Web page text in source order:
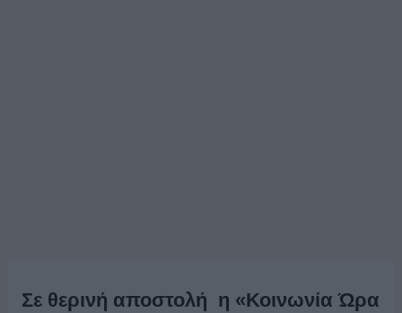
Σε θερινή αποστολή η «Κοινωνία Ώρα